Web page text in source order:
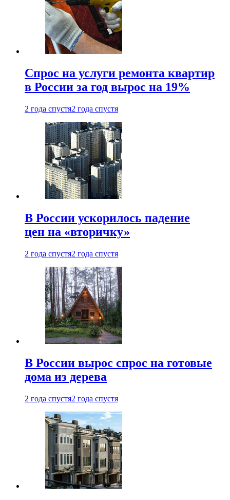
Спрос на услуги ремонта квартир
в России за год вырос на 19%
2 года спустя2 года спустя
В России ускорилось падение
цен на «вторичку»
2 года спустя2 года спустя
В России вырос спрос на готовые
дома из дерева
2 года спустя2 года спустя